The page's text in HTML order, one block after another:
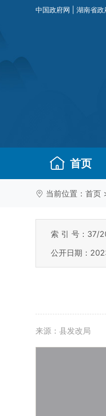
中国政府网 湖南省政
首页
当前位置： 首页
索 引 号：37/
公开日期：
来源：县发改局